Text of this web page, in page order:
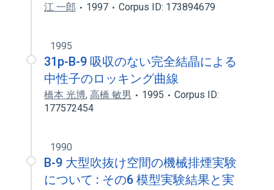
江 一郎
1997 Corpus ID: 173894679
1995
31p-B-9 吸収のない完全結晶による
中性子のロッキング曲線
橋本 光博, 高橋 敏男 1995
Corpus ID:
177572454
1990
B-9 大型吹抜け空間の機械排煙実験
について : その6 模型実験結果と実